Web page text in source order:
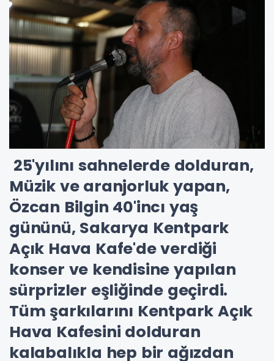
25'yılını sahnelerde dolduran,
Müzik ve aranjorluk yapan,
Özcan Bilgin 40'incı yaş
gününü, Sakarya Kentpark
Açık Hava Kafe'de verdiği
konser ve kendisine yapılan
sürprizler eşliğinde geçirdi.
Tüm şarkılarını Kentpark Açık
Hava Kafesini dolduran
kalabalıkla hep bir ağızdan